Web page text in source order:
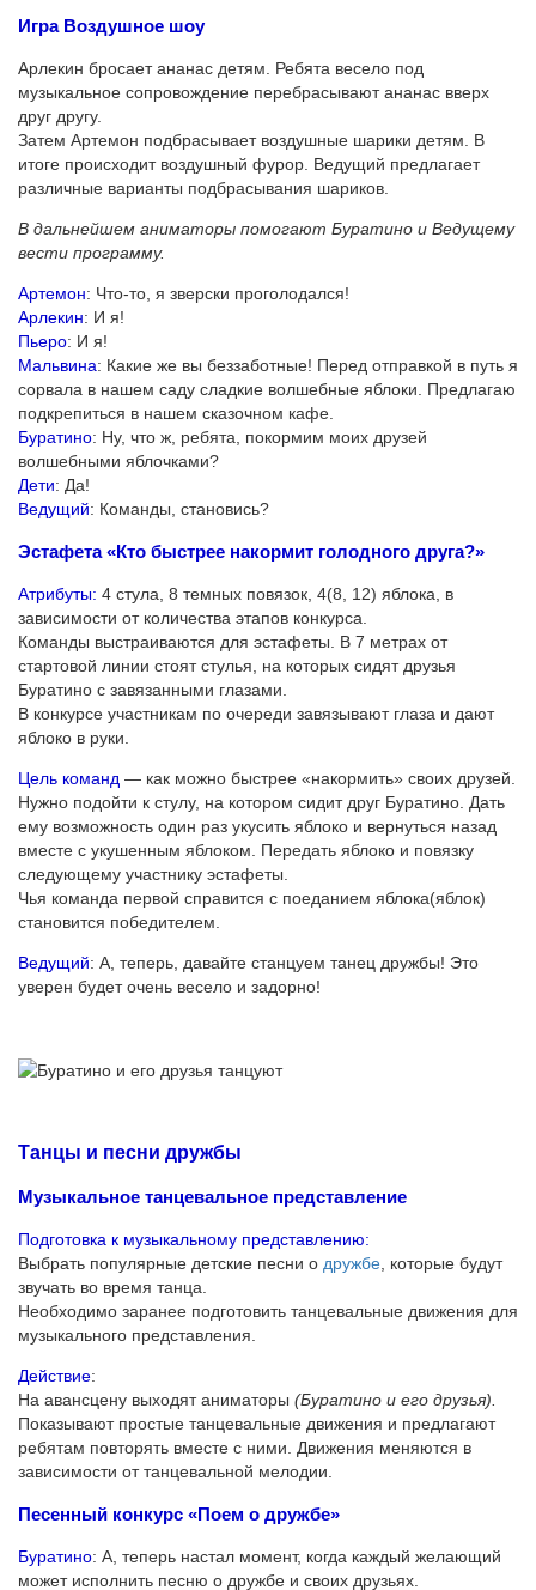
Игра Воздушное шоу
Арлекин бросает ананас детям. Ребята весело под
музыкальное сопровождение перебрасывают ананас вверх
друг другу.
Затем Артемон подбрасывает воздушные шарики детям. В
итоге происходит воздушный фурор. Ведущий предлагает
различные варианты подбрасывания шариков.
В дальнейшем аниматоры помогают Буратино и Ведущему
вести программу.
Артемон: Что-то, я зверски проголодался!
Арлекин: И я!
Пьеро: И я!
Мальвина: Какие же вы беззаботные! Перед отправкой в путь я
сорвала в нашем саду сладкие волшебные яблоки. Предлагаю
подкрепиться в нашем сказочном кафе.
Буратино: Ну, что ж, ребята, покормим моих друзей
волшебными яблочками?
Дети: Да!
Ведущий: Команды, становись?
Эстафета «Кто быстрее накормит голодного друга?»
Атрибуты: 4 стула, 8 темных повязок, 4(8, 12) яблока, в
зависимости от количества этапов конкурса.
Команды выстраиваются для эстафеты. В 7 метрах от
стартовой линии стоят стулья, на которых сидят друзья
Буратино с завязанными глазами.
В конкурсе участникам по очереди завязывают глаза и дают
яблоко в руки.
Цель команд — как можно быстрее «накормить» своих друзей.
Нужно подойти к стулу, на котором сидит друг Буратино. Дать
ему возможность один раз укусить яблоко и вернуться назад
вместе с укушенным яблоком. Передать яблоко и повязку
следующему участнику эстафеты.
Чья команда первой справится с поеданием яблока(яблок)
становится победителем.
Ведущий: А, теперь, давайте станцуем танец дружбы! Это
уверен будет очень весело и задорно!
Танцы и песни дружбы
Музыкальное танцевальное представление
Подготовка к музыкальному представлению:
Выбрать популярные детские песни о дружбе , которые будут
звучать во время танца.
Необходимо заранее подготовить танцевальные движения для
музыкального представления.
Действие:
На авансцену выходят аниматоры (Буратино и его друзья).
Показывают простые танцевальные движения и предлагают
ребятам повторять вместе с ними. Движения меняются в
зависимости от танцевальной мелодии.
Песенный конкурс «Поем о дружбе»
Буратино: А, теперь настал момент, когда каждый желающий
может исполнить песню о дружбе и своих друзьях.